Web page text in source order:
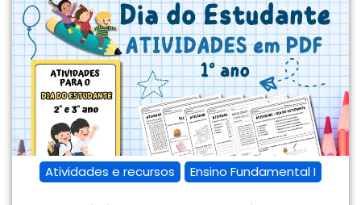
Atividades e recursos Ensino Fundamental I